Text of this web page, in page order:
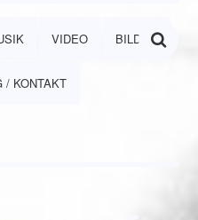
VIDEO BILDER
/ KONTAKT